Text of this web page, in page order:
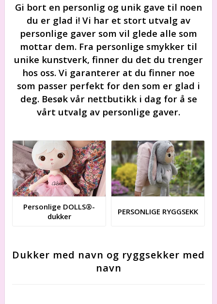
Gi bort en personlig og unik gave til noen
du er glad i! Vi har et stort utvalg av
personlige gaver som vil glede alle som
mottar dem. Fra personlige smykker til
unike kunstverk, finner du det du trenger
hos oss. Vi garanterer at du finner noe
som passer perfekt for den som er glad i
deg. Besøk vår nettbutikk i dag for å se
vårt utvalg av personlige gaver.
Personlige DOLLS®-
dukker
PERSONLIGE RYGGSEKK
Dukker med navn og ryggsekker med
navn